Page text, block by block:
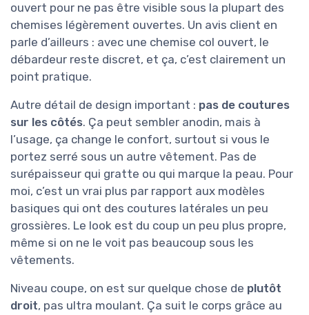
ouvert pour ne pas être visible sous la plupart des
chemises légèrement ouvertes. Un avis client en
parle d’ailleurs : avec une chemise col ouvert, le
débardeur reste discret, et ça, c’est clairement un
point pratique.
Autre détail de design important : pas de coutures
sur les côtés. Ça peut sembler anodin, mais à
l’usage, ça change le confort, surtout si vous le
portez serré sous un autre vêtement. Pas de
surépaisseur qui gratte ou qui marque la peau. Pour
moi, c’est un vrai plus par rapport aux modèles
basiques qui ont des coutures latérales un peu
grossières. Le look est du coup un peu plus propre,
même si on ne le voit pas beaucoup sous les
vêtements.
Niveau coupe, on est sur quelque chose de plutôt
droit, pas ultra moulant. Ça suit le corps grâce au